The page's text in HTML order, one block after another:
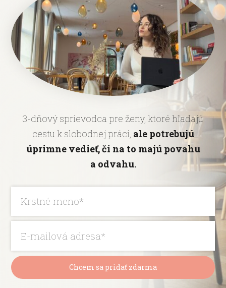
3-dňový sprievodca pre ženy, ktoré hľadajú
cestu k slobodnej práci, ale potrebujú
úprimne vedieť, či na to majú povahu
a odvahu.
Chcem sa pridať zdarma